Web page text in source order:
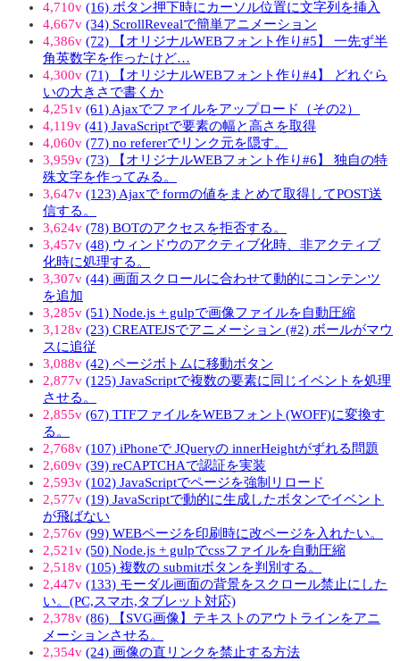
4,710v (16) ボタン押下時にカーソル位置に文字列を挿入
4,667v (34) ScrollRevealで簡単アニメーション
4,386v (72) 【オリジナルWEBフォント作り#5】 一先ず半
角英数字を作ったけど…
4,300v (71) 【オリジナルWEBフォント作り#4】 どれぐら
いの大きさで書くか
4,251v (61) Ajaxでファイルをアップロード（その2）
4,119v (41) JavaScriptで要素の幅と高さを取得
4,060v (77) no refererでリンク元を隠す。
3,959v (73) 【オリジナルWEBフォント作り#6】 独自の特
殊文字を作ってみる。
3,647v (123) Ajaxで formの値をまとめて取得してPOST送
信する。
3,624v (78) BOTのアクセスを拒否する。
3,457v (48) ウィンドウのアクティブ化時、非アクティブ
化時に処理する。
3,307v (44) 画面スクロールに合わせて動的にコンテンツ
を追加
3,285v (51) Node.js + gulpで画像ファイルを自動圧縮
3,128v (23) CREATEJSでアニメーション (#2) ボールがマウ
スに追従
3,088v (42) ページボトムに移動ボタン
2,877v (125) JavaScriptで複数の要素に同じイベントを処理
させる。
2,855v (67) TTFファイルをWEBフォント(WOFF)に変換す
る。
2,768v (107) iPhoneで JQueryの innerHeightがずれる問題
2,609v (39) reCAPTCHAで認証を実装
2,593v (102) JavaScriptでページを強制リロード
2,577v (19) JavaScriptで動的に生成したボタンでイベント
が飛ばない
2,576v (99) WEBページを印刷時に改ページを入れたい。
2,521v (50) Node.js + gulpでcssファイルを自動圧縮
2,518v (105) 複数の submitボタンを判別する。
2,447v (133) モーダル画面の背景をスクロール禁止にした
い。(PC,スマホ,タブレット対応)
2,378v (86) 【SVG画像】テキストのアウトラインをアニ
メーションさせる。
2,354v (24) 画像の直リンクを禁止する方法